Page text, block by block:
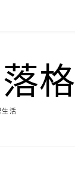
格
活